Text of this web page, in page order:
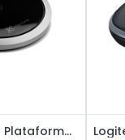
KLIP KMA-850 - Plataforma para Carga Inalámbrica Halo, Compatible con Samsung S8/S9, Iphone X/8/8 plus - Negro